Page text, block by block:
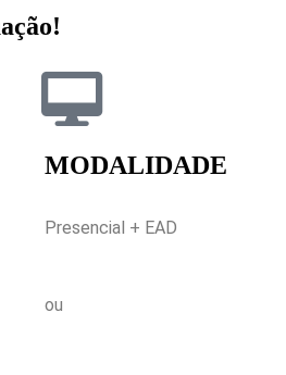
MODALIDADE
Presencial + EAD
ou